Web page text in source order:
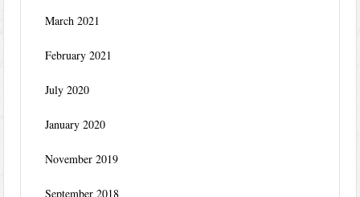
March 2021
February 2021
July 2020
January 2020
November 2019
September 2018